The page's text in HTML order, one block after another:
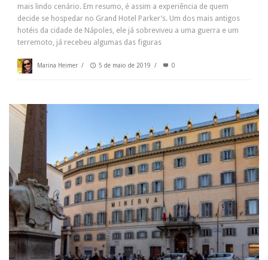
mais lindo cenário. Em resumo, é assim a experiência de quem
decide se hospedar no Grand Hotel Parker’s. Um dos mais antigos
hotéis da cidade de Nápoles, ele já sobreviveu a uma guerra e um
terremoto, já recebeu algumas das figuras
Marina Heimer / 5 de maio de 2019 / 0